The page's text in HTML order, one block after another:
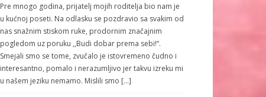
Pre mnogo godina, prijatelj mojih roditelja bio nam je
u kućnoj poseti. Na odlasku se pozdravio sa svakim od
nas snažnim stiskom ruke, prodornim značajnim
pogledom uz poruku ,,Budi dobar prema sebi!“.
Smejali smo se tome, zvučalo je istovremeno čudno i
interesantno, pomalo i nerazumljivo jer takvu izreku mi
u našem jeziku nemamo. Mislili smo […]